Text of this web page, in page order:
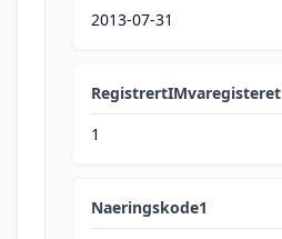
2013-07-31
RegistrertIMvaregisteret
1
Naeringskode1